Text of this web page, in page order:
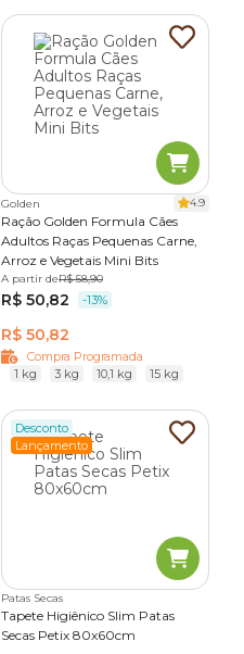
Golden 4.9
Ração Golden Formula Cães
Adultos Raças Pequenas Carne,
Arroz e Vegetais Mini Bits
A partir deR$ 58,90
R$ 50,82 -13%
R$ 50,82
Compra Programada
1 kg
3 kg 10,1 kg 15 kg
Desconto
Lançamento
Patas Secas
Tapete Higiênico Slim Patas
Secas Petix 80x60cm